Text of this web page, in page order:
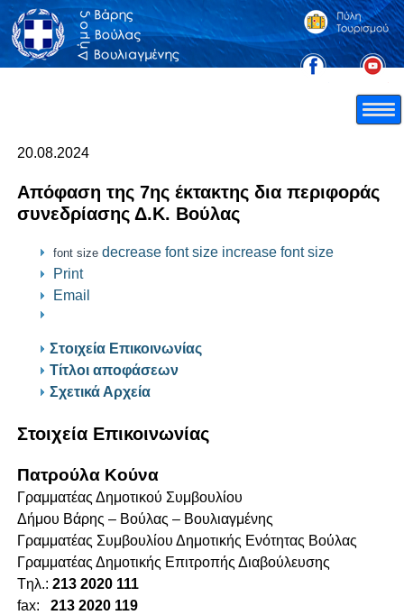
20.08.2024
Απόφαση της 7ης έκτακτης δια περιφοράς
συνεδρίασης Δ.Κ. Βούλας
font size decrease font size increase font size
Print
Email
Στοιχεία Επικοινωνίας
Τίτλοι αποφάσεων
Σχετικά Αρχεία
Στοιχεία Επικοινωνίας
Πατρούλα Κούνα
Γραμματέας Δημοτικού Συμβουλίου
Δήμου Βάρης – Βούλας – Βουλιαγμένης
Γραμματέας Συμβουλίου Δημοτικής Ενότητας Βούλας
Γραμματέας Δημοτικής Επιτροπής Διαβούλευσης
Tηλ.:213 2020 111
fax:213 2020 119